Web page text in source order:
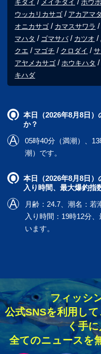
キダイ メイチダイ ホウ
ウッカリカサゴ
アカアマ
オニカサゴ
カマスサワラ
マハタ
ゴマサバ カツオ
クエ
マゴチ クロダイ
アヤメカサゴ
ホウキハタ
キハダ
本日（2026年8月8日
か？
05時40分（満潮）、
潮）です。
本日（2026年8月8日
入り時間、最大爆釣指
月齢：24.7、潮名：
入り時間：19時12分
います。
フィッシ
公式SNSを利用し
く手
全てのニュースを